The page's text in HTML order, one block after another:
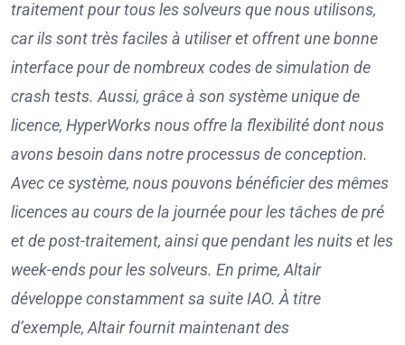
traitement pour tous les solveurs que nous utilisons,
car ils sont très faciles à utiliser et offrent une bonne
interface pour de nombreux codes de simulation de
crash tests. Aussi, grâce à son système unique de
licence, HyperWorks nous offre la flexibilité dont nous
avons besoin dans notre processus de conception.
Avec ce système, nous pouvons bénéficier des mêmes
licences au cours de la journée pour les tâches de pré
et de post-traitement, ainsi que pendant les nuits et les
week-ends pour les solveurs. En prime, Altair
développe constamment sa suite IAO. À titre
d’exemple, Altair fournit maintenant des